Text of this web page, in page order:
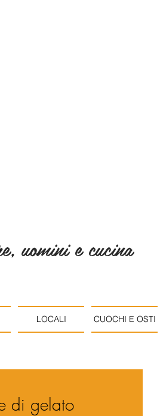
uomini e cucina
LOCALI CUOCHI E OSTI
di gelato